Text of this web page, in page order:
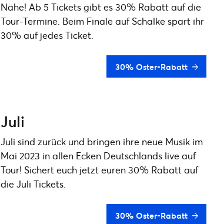
Nähe! Ab 5 Tickets gibt es 30% Rabatt auf die
Tour-Termine. Beim Finale auf Schalke spart ihr
30% auf jedes Ticket.
30% Oster-Rabatt
Juli
Juli sind zurück und bringen ihre neue Musik im
Mai 2023 in allen Ecken Deutschlands live auf
Tour! Sichert euch jetzt euren 30% Rabatt auf
die Juli Tickets.
30% Oster-Rabatt